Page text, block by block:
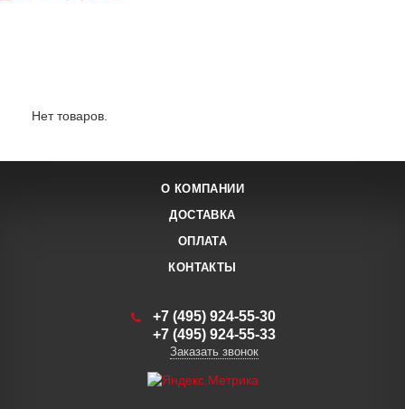
Нет товаров.
О КОМПАНИИ
ДОСТАВКА
ОПЛАТА
КОНТАКТЫ
+7 (495) 924-55-30
+7 (495) 924-55-33
Заказать звонок